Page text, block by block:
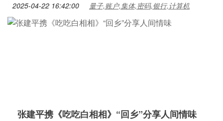
2025-04-22 16:42:00 量子,账户,集体,密码,银行,计算机
张建平携《吃吃白相相》“回乡”分享人间情味